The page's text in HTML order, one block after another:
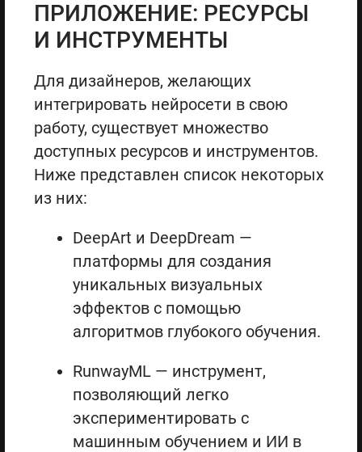
ПРИЛОЖЕНИЕ: РЕСУРСЫ
И ИНСТРУМЕНТЫ
Для дизайнеров, желающих
интегрировать нейросети в свою
работу, существует множество
доступных ресурсов и инструментов.
Ниже представлен список некоторых
из них:
DeepArt и DeepDream —
платформы для создания
уникальных визуальных
эффектов с помощью
алгоритмов глубокого обучения.
RunwayML — инструмент,
позволяющий легко
экспериментировать с
машинным обучением и ИИ в